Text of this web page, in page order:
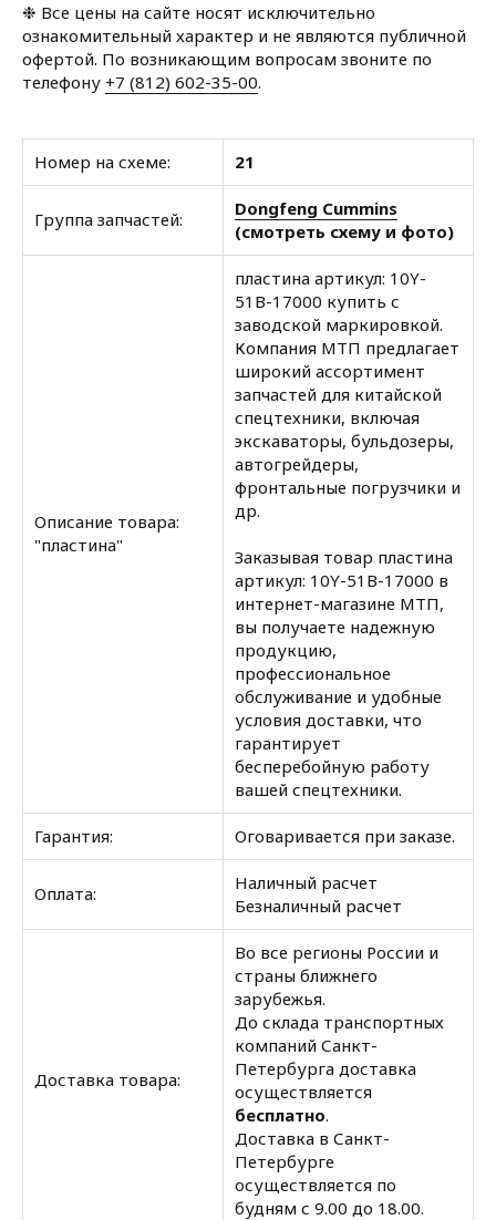
❉ Все цены на сайте носят исключительно
ознакомительный характер и не являются публичной
офертой. По возникающим вопросам звоните по
телефону +7 (812) 602-35-00.
Номер на схеме: 21
Группа запчастей:
Dongfeng Cummins
(смотреть схему и фото)
Описание товара:
"пластина"
пластина артикул: 10Y-
51B-17000 купить с
заводской маркировкой.
Компания МТП предлагает
широкий ассортимент
запчастей для китайской
спецтехники, включая
экскаваторы, бульдозеры,
автогрейдеры,
фронтальные погрузчики и
др.
Заказывая товар пластина
артикул: 10Y-51B-17000 в
интернет-магазине МТП,
вы получаете надежную
продукцию,
профессиональное
обслуживание и удобные
условия доставки, что
гарантирует
бесперебойную работу
вашей спецтехники.
Гарантия: Оговаривается при заказе.
Оплата:
Наличный расчет
Безналичный расчет
Доставка товара:
Во все регионы России и
страны ближнего
зарубежья.
До склада транспортных
компаний Санкт-
Петербурга доставка
осуществляется
бесплатно.
Доставка в Санкт-
Петербурге
осуществляется по
будням с 9.00 до 18.00.